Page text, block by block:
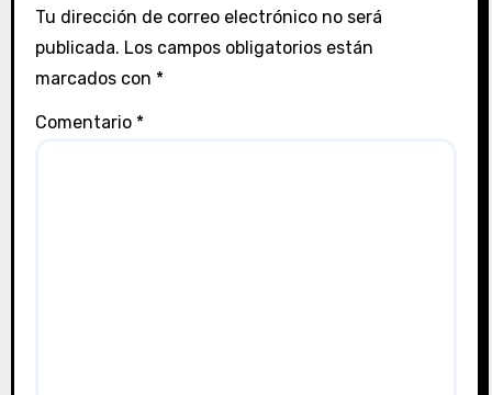
Tu dirección de correo electrónico no será
publicada. Los campos obligatorios están
marcados con *
Comentario *